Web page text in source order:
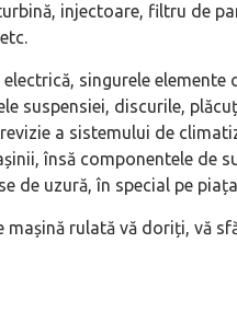
injectoare, filtru de
electrică, singurele
suspensiei, discurile,
a sistemului de
însă componentele de
de uzură, în special pe
mașină rulată vă doriți, vă